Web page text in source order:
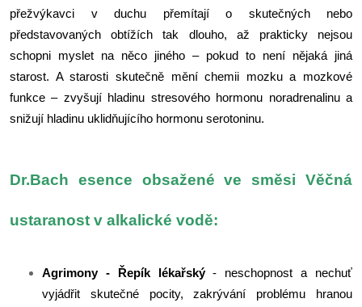
přežvýkavci v duchu přemítají o skutečných nebo
představovaných obtížích tak dlouho, až prakticky nejsou
schopni myslet na něco jiného – pokud to není nějaká jiná
starost. A starosti skutečně mění chemii mozku a mozkové
funkce – zvyšují hladinu stresového hormonu noradrenalinu a
snižují hladinu uklidňujícího hormonu serotoninu.
Dr.Bach esence obsažené ve směsi Věčná
ustaranost v alkalické vodě:
Agrimony - Řepík lékařský- neschopnost a nechuť
vyjádřit skutečné pocity, zakrývání problému hranou